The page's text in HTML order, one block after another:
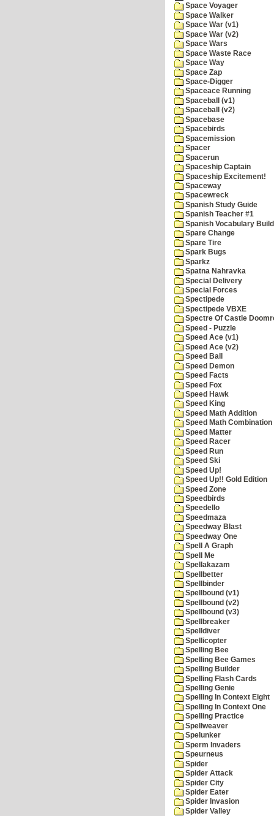
Space Voyager
Space Walker
Space War (v1)
Space War (v2)
Space Wars
Space Waste Race
Space Way
Space Zap
Space-Digger
Spaceace Running
Spaceball (v1)
Spaceball (v2)
Spacebase
Spacebirds
Spacemission
Spacer
Spacerun
Spaceship Captain
Spaceship Excitement!
Spaceway
Spacewreck
Spanish Study Guide
Spanish Teacher #1
Spanish Vocabulary
Spare Change
Spare Tire
Spark Bugs
Sparkz
Spatna Nahravka
Special Delivery
Special Forces
Spectipede
Spectipede VBXE
Spectre Of Castle
Speed - Puzzle
Speed Ace (v1)
Speed Ace (v2)
Speed Ball
Speed Demon
Speed Facts
Speed Fox
Speed Hawk
Speed King
Speed Math Addition
Speed Math Combination
Speed Matter
Speed Racer
Speed Run
Speed Ski
Speed Up!
Speed Up!! Gold Edition
Speed Zone
Speedbirds
Speedello
Speedmaza
Speedway Blast
Speedway One
Spell A Graph
Spell Me
Spellakazam
Spellbetter
Spellbinder
Spellbound (v1)
Spellbound (v2)
Spellbound (v3)
Spellbreaker
Spelldiver
Spellicopter
Spelling Bee
Spelling Bee Games
Spelling Builder
Spelling Flash Cards
Spelling Genie
Spelling In Context Eight
Spelling In Context One
Spelling Practice
Spellweaver
Spelunker
Sperm Invaders
Speurneus
Spider
Spider Attack
Spider City
Spider Eater
Spider Invasion
Spider Valley